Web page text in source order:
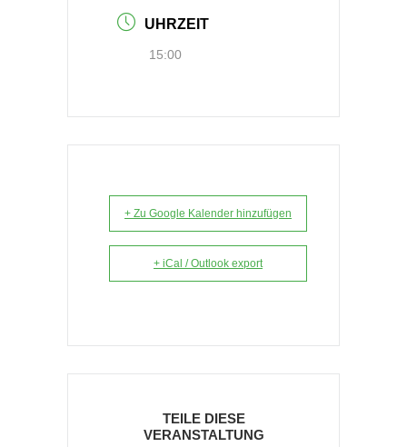
UHRZEIT
15:00
+ Zu Google Kalender hinzufügen
+ iCal / Outlook export
TEILE DIESE
VERANSTALTUNG